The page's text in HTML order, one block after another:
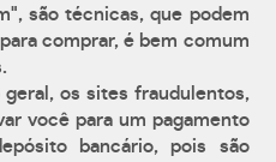
são técnicas, que podem
comprar, é bem comum
os sites fraudulentos,
você para um pagamento
bancário, pois são